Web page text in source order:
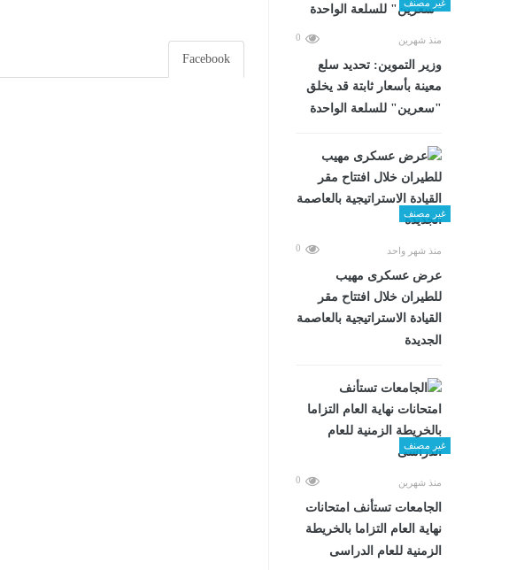
غير مصنف
منذ شهرين 0
وزير التموين: تحديد سلع
معينة بأسعار ثابتة قد يخلق
"سعرين" للسلعة الواحدة
غير مصنف
منذ شهر واحد 0
عرض عسكرى مهيب
للطيران خلال افتتاح مقر
القيادة الاستراتيجية بالعاصمة
الجديدة
غير مصنف
منذ شهرين 0
الجامعات تستأنف امتحانات
نهاية العام التزاما بالخريطة
الزمنية للعام الدراسى
Facebook